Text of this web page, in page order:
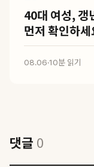
40대 여성, 갱
먼저 확인하세
08.06·10분 읽기
댓글 0